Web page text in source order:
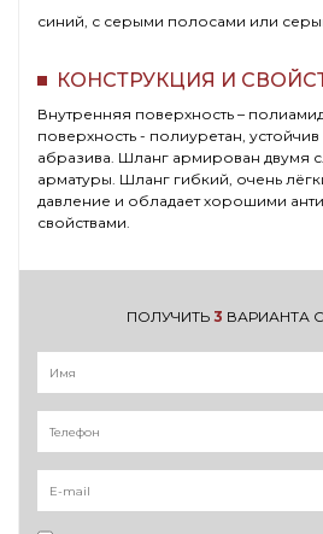
синий, с серыми полосами или
КОНСТРУКЦИЯ И
Внутренняя поверхность –
поверхность - полиуретан,
абразива. Шланг армирован двумя
арматуры. Шланг гибкий, очень
давление и обладает хорошими
свойствами.
ПОЛУЧИТЬ 3 ВАРИАНТА